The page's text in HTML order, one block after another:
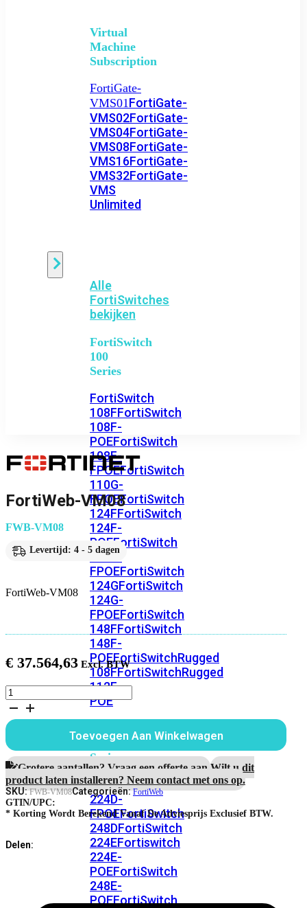
Virtual
Machine
Subscription
FortiGate-
VMS01FortiGate-
VMS02FortiGate-
VMS04FortiGate-
VMS08FortiGate-
VMS16FortiGate-
VMS32FortiGate-
VMS
Unlimited
Alle
FortiSwitches
bekijken
FortiSwitch
100
Series
FortiSwitch
108FFortiSwitch
108F-
POEFortiSwitch
108F-
FPOEFortiSwitch
110G-
FPOEFortiSwitch
124FFortiSwitch
124F-
POEFortiSwitch
124F-
FPOEFortiSwitch
124GFortiSwitch
124G-
FPOEFortiSwitch
148FFortiSwitch
148F-
POEFortiSwitchRugged
108FFortiSwitchRugged
112F-
POE
FortiSwitch
200
Series
FortiSwitch
224D-
FPOEFortiSwitch
248DFortiSwitch
224EFortiswitch
224E-
POEFortiSwitch
248E-
POEFortiSwitch
FortiWeb-VM08
FWB-VM08
Levertijd: 4 - 5 dagen
FortiWeb-VM08
€ 37.564,63
FortiWeb-
VM08
aantal
Toevoegen Aan Winkelwagen
Grotere aantallen? Vraag een offerte aan.Wilt u dit
product laten installeren? Neem contact met ons op.
SKU:FWB-VM08Categorieën:FortiWeb
GTIN/UPC:
* Korting Wordt Berekend Vanaf De Adviesprijs Exclusief BTW.
Delen: